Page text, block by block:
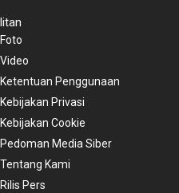
Foto
Video
Ketentuan Penggunaan
Kebijakan Privasi
Kebijakan Cookie
Pedoman Media Siber
Tentang Kami
Rilis Pers